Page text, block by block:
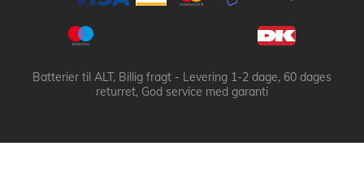
Batterier til ALT, Billig fragt - Levering 1-2 dage, 60 dages
returret, God service med garanti